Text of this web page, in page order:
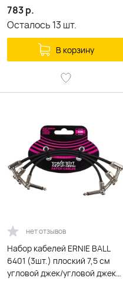
783р.
Осталось 13 шт.
В корзину
нет отзывов
Набор кабелей ERNIE BALL
6401 (3шт.) плоский 7,5 см
угловой джек/угловой джек